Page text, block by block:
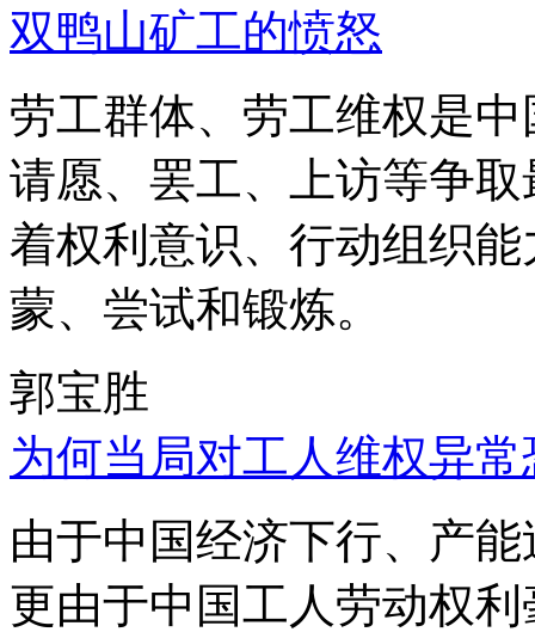
双鸭山矿工的愤怒
劳工群体、劳工维权是
请愿、罢工、上访等争
着权利意识、行动组织
蒙、尝试和锻炼。
郭宝胜
为何当局对工人维权异
由于中国经济下行、产
更由于中国工人劳动权